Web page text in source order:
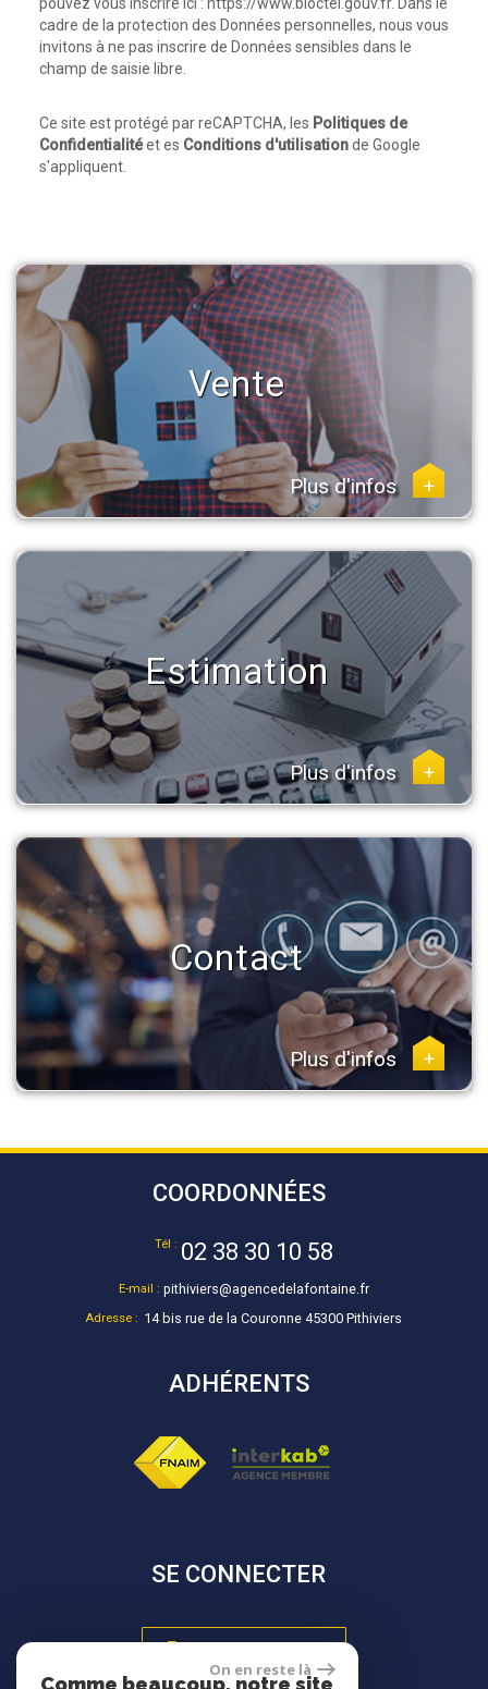
cadre de la protection des Données personnelles, nous vous
invitons à ne pas inscrire de Données sensibles dans le
champ de saisie libre.
Ce site est protégé par reCAPTCHA, les Politiques de
Confidentialitéet es Conditions d'utilisationde Google
s'appliquent.
Vente
Plus d'infos +
Estimation
Plus d'infos +
Contact
Plus d'infos +
COORDONNÉES
Tél : 02 38 30 10 58
E-mail : pithiviers@agencedelafontaine.fr
Adresse : 14 bis rue de la Couronne 45300 Pithiviers
ADHÉRENTS
SE CONNECTER
On en reste là
Comme beaucoup, notre site